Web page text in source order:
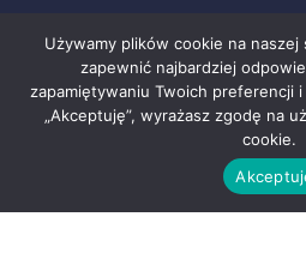
Używamy plików cookie na
zapewnić najbardziej
zapamiętywaniu Twoich preferencji
„Akceptuję”, wyrażasz zgodę na
cookie.